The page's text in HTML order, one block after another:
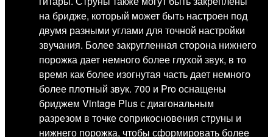
на бридже, который может быть настроен под
двумя разными углами для точной настройки
звучания. Более закругленная сторона нижнего
порожка дает немного более глухой звук, в то
время как более изогнутая часть дает немного
более плотный звук. 700 и Pro оснащены
бриджем Vintage Plus с диагональным
разрезом в точке соприкосновения струны и
нижнего порожка, чтобы сформировать более